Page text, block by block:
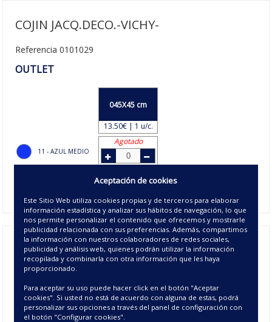
COJIN JACQ.DECO.-VICHY-
Referencia 0101029
OUTLET
11 - AZUL MEDIO
045X45 cm
13.50€ | 1 u/c.
Agotado
Funda de cojín decorativa modelo
Tejido Jacquard en relieve, 40% algodón y 60% poliéster.
Aceptación de cookies
Este Sitio Web utiliza cookies propias y de terceros para elaborar
información estadística y analizar sus hábitos de navegación, lo que
nos permite personalizar el contenido que ofrecemos y mostrarle
publicidad relacionada con sus preferencias. Además, compartimos
la información con nuestros colaboradores de redes sociales,
publicidad y análisis web, quienes podrán utilizar la información
recopilada y combinarla con otra información que les haya
proporcionado.
Para aceptar su uso puede hacer click en el botón "Aceptar
cookies". Si usted no está de acuerdo con alguna de estas, podrá
personalizar sus opciones a través del panel de configuración con
el botón "Configurar cookies".